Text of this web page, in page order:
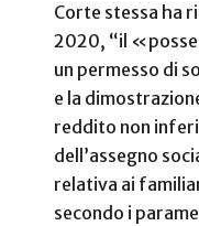
Corte stessa ha
2020, “il
un permesso di
e la
reddito non
dell’assegno
relativa ai
secondo i